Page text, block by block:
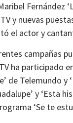
Fernández
y nuevas
el actor y
campañas
ha participado
de Telemundo
y ‘Esta
‘Se te